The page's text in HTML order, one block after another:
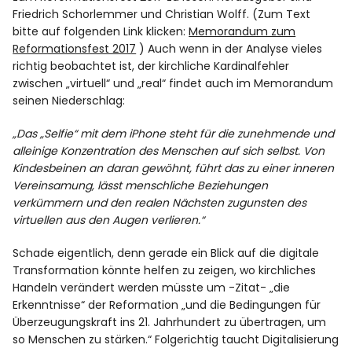
Friedrich Schorlemmer und Christian Wolff. (Zum Text
bitte auf folgenden Link klicken:Memorandum zum
Reformationsfest 2017 ) Auch wenn in der Analyse vieles
richtig beobachtet ist, der kirchliche Kardinalfehler
zwischen „virtuell“ und „real“ findet auch im Memorandum
seinen Niederschlag:
„Das „Selfie“ mit dem iPhone steht für die zunehmende und
alleinige Konzentration des Menschen auf sich selbst. Von
Kindesbeinen an daran gewöhnt, führt das zu einer inneren
Vereinsamung, lässt menschliche Beziehungen
verkümmern und den realen Nächsten zugunsten des
virtuellen aus den Augen verlieren.“
Schade eigentlich, denn gerade ein Blick auf die digitale
Transformation könnte helfen zu zeigen, wo kirchliches
Handeln verändert werden müsste um -Zitat- „die
Erkenntnisse“ der Reformation „und die Bedingungen für
Überzeugungskraft ins 21. Jahrhundert zu übertragen, um
so Menschen zu stärken.“ Folgerichtig taucht Digitalisierung